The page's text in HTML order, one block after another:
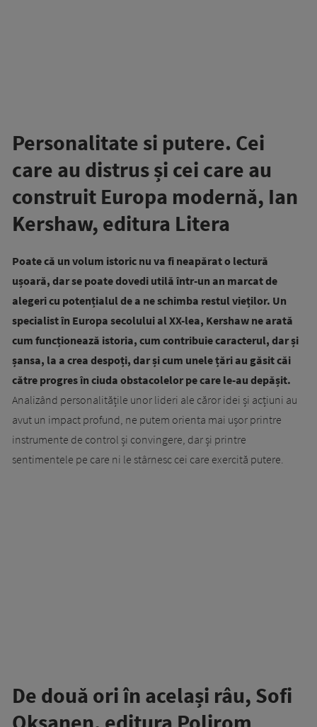
Personalitate si putere. Cei
care au distrus și cei care au
construit Europa modernă, Ian
Kershaw, editura Litera
Poate că un volum istoric nu va fi neapărat o lectură
ușoară, dar se poate dovedi utilă într-un an marcat de
alegeri cu potențialul de a ne schimba restul vieților. Un
specialist în Europa secolului al XX-lea, Kershaw ne arată
cum funcționează istoria, cum contribuie caracterul, dar și
șansa, la a crea despoți, dar și cum unele țări au găsit căi
către progres în ciuda obstacolelor pe care le-au depășit.
Analizând personalitățile unor lideri ale căror idei și acțiuni au
avut un impact profund, ne putem orienta mai ușor printre
instrumente de control și convingere, dar și printre
sentimentele pe care ni le stârnesc cei care exercită putere.
De două ori în același râu, Sofi